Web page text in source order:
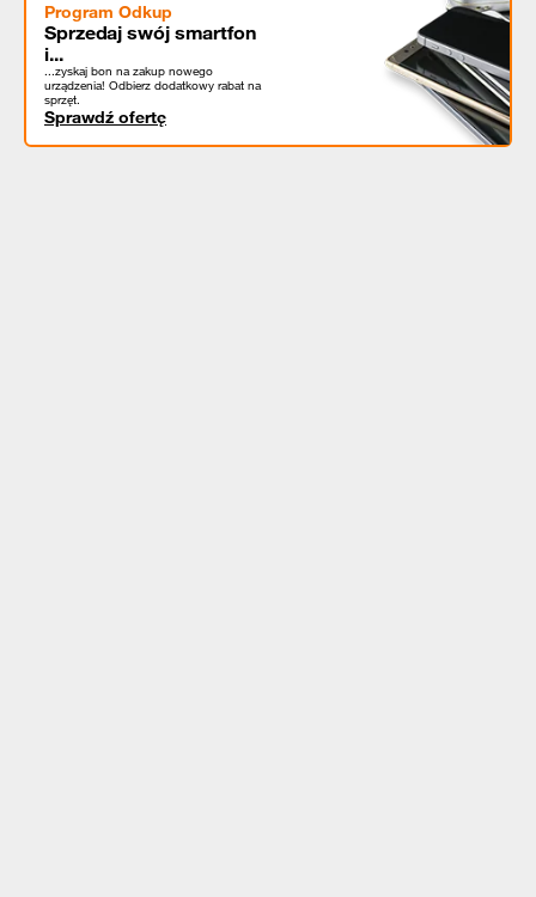
Program Odkup
Sprzedaj swój smartfon
i...
...zyskaj bon na zakup nowego
urządzenia! Odbierz dodatkowy rabat na
sprzęt.
Sprawdź ofertę